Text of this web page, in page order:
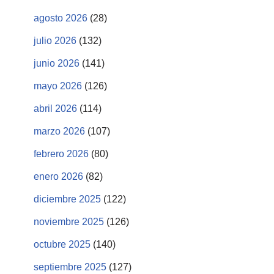
agosto 2026 (28)
julio 2026 (132)
junio 2026 (141)
mayo 2026 (126)
abril 2026 (114)
marzo 2026 (107)
febrero 2026 (80)
enero 2026 (82)
diciembre 2025 (122)
noviembre 2025 (126)
octubre 2025 (140)
septiembre 2025 (127)